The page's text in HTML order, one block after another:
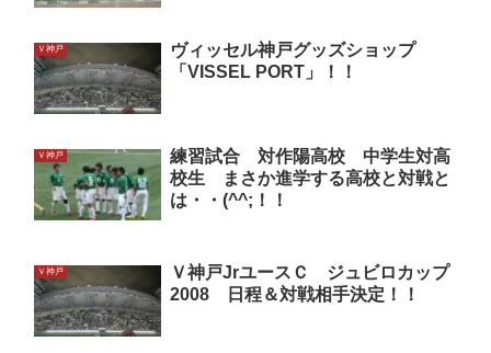
Ｖ神戸
ヴィッセル神戸グッズショップ
「VISSEL PORT」！！
Ｖ神戸
練習試合 対作陽高校 中学生対高
校生 まさか進学する高校と対戦と
は・・(^^;！！
Ｖ神戸
Ｖ神戸JrユースＣ ジュビロカップ
2008 日程＆対戦相手決定！！